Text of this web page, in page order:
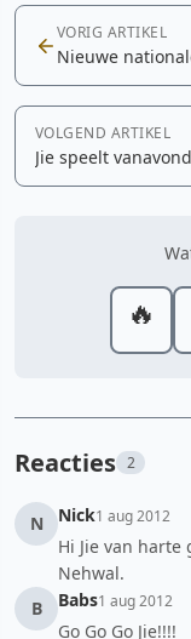
VORIG ARTIKEL
Nieuwe
VOLGEND ARTIKEL
Jie speelt
🔥
Reacties 2
N Nick1 aug 2012
Hi Jie van
Nehwal.
B
Babs1 aug 2012
Go Go Go Jie!!!!